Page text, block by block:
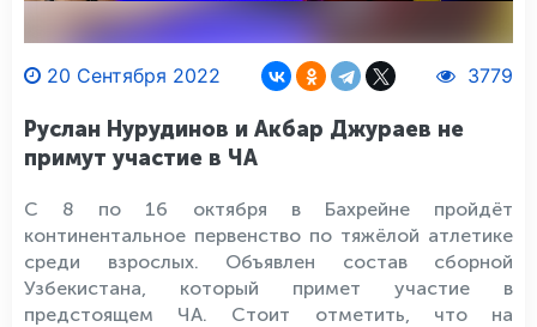
20 Сентября 2022 3779
Руслан Нурудинов и Акбар Джураев не
примут участие в ЧА
С 8 по 16 октября в Бахрейне пройдёт
континентальное первенство по тяжёлой атлетике
среди взрослых. Объявлен состав сборной
Узбекистана, который примет участие в
предстоящем ЧА. Стоит отметить, что на